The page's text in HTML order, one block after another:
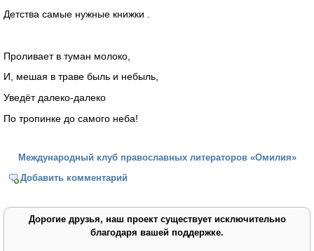
Детства самые нужные книжки .
Проливает в туман молоко,
И, мешая в траве быль и небыль,
Уведёт далеко-далеко
По тропинке до самого неба!
Международный клуб православных литераторов «Омилия»
Добавить комментарий
Дорогие друзья, наш проект существует исключительно
благодаря вашей поддержке.